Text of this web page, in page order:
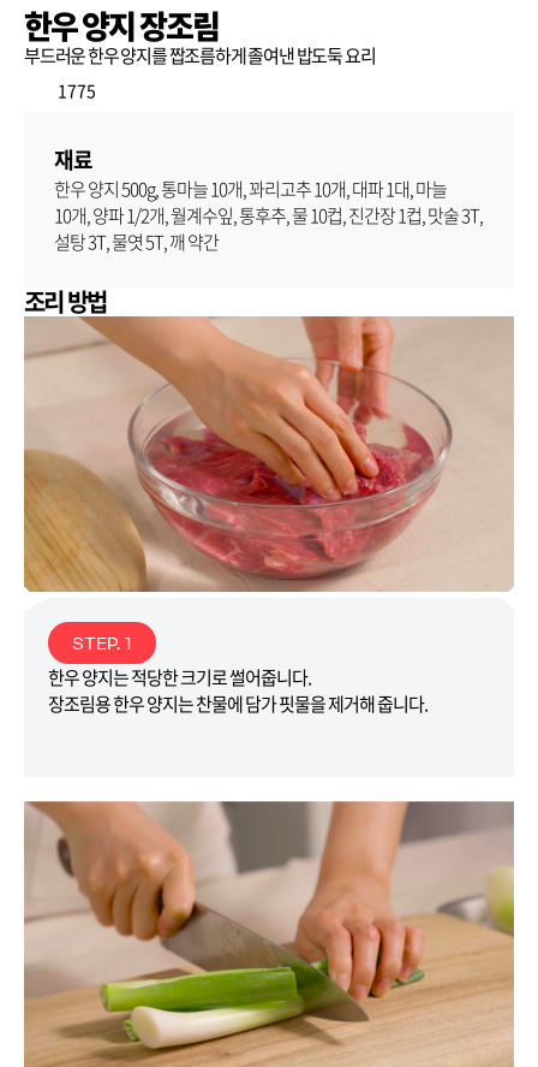
한우 양지 장조림
부드러운 한우 양지를 짭조름하게 졸여낸 밥도둑 요리
1775
재료
한우 양지 500g, 통마늘 10개, 꽈리고추 10개, 대파 1대, 마늘
10개, 양파 1/2개, 월계수잎, 통후추, 물 10컵, 진간장 1컵, 맛술 3T,
설탕 3T, 물엿 5T, 깨 약간
조리 방법
STEP. 1
한우 양지는 적당한 크기로 썰어줍니다.
장조림용 한우 양지는 찬물에 담가 핏물을 제거해 줍니다.